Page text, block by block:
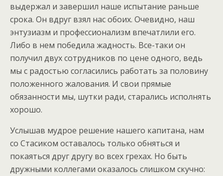
выдержал и завершил наше испытание раньше
срока. Он вдруг взял нас обоих. Очевидно, наш
энтузиазм и профессионализм впечатлили его.
Либо в нем победила жадность. Все-таки он
получил двух сотрудников по цене одного, ведь
мы с радостью согласились работать за половину
положенного жалования. И свои прямые
обязанности мы, шутки ради, старались исполнять
хорошо.
Услышав мудрое решение нашего капитана, нам
со Стасиком оставалось только обняться и
покаяться друг другу во всех грехах. Но быть
дружными коллегами оказалось слишком скучно: